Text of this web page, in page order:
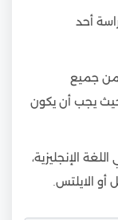
أحد
جميع
حيث يجب أن يكون
الإنجليزية،
الايلتس.